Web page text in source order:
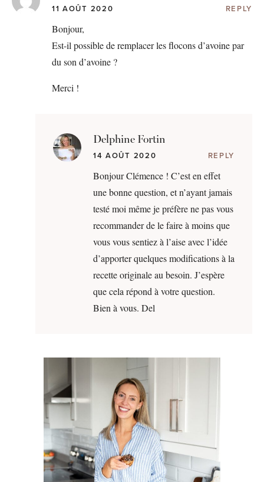
11 AOÛT 2020 REPLY
Bonjour,
Est-il possible de remplacer les flocons d’avoine par
du son d’avoine ?
Merci !
Delphine Fortin
14 AOÛT 2020 REPLY
Bonjour Clémence ! C’est en effet
une bonne question, et n’ayant jamais
testé moi même je préfère ne pas vous
recommander de le faire à moins que
vous vous sentiez à l’aise avec l’idée
d’apporter quelques modifications à la
recette originale au besoin. J’espère
que cela répond à votre question.
Bien à vous. Del